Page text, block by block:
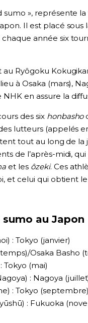
sumo », représente
Il est placé sous
année six
Ryôgoku
à Osaka (mars),
en assure la
des six honbasho
lutteurs (appelés
tout au long de la
de l’après-midi,
et les ôzeki. Ces
et celui qui obtient
au Japon
: Tokyo (janvier)
Osaka Basho
Tokyo (mai)
: Nagoya
: Tokyo (septembre)
: Fukuoka